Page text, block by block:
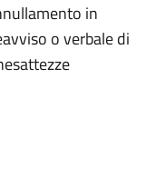
in
o verbale di